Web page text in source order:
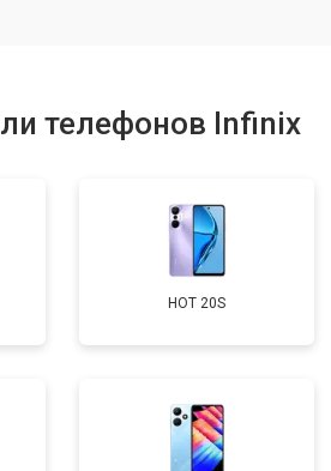
телефонов Infinix
HOT 20S